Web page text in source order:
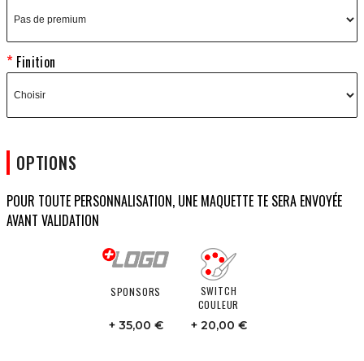
Finition
OPTIONS
POUR TOUTE PERSONNALISATION, UNE MAQUETTE TE SERA ENVOYÉE
AVANT VALIDATION
SPONSORS
35,00 €
SWITCH
COULEUR
20,00 €